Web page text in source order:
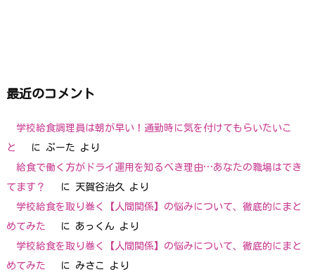
最近のコメント
学校給食調理員は朝が早い！通勤時に気を付けてもらいたいこ
と
に ぷーた より
給食で働く方がドライ運用を知るべき理由…あなたの職場はでき
てます？
に 天賀谷治久 より
学校給食を取り巻く【人間関係】の悩みについて、徹底的にまと
めてみた
に あっくん より
学校給食を取り巻く【人間関係】の悩みについて、徹底的にまと
めてみた
に みさこ
より